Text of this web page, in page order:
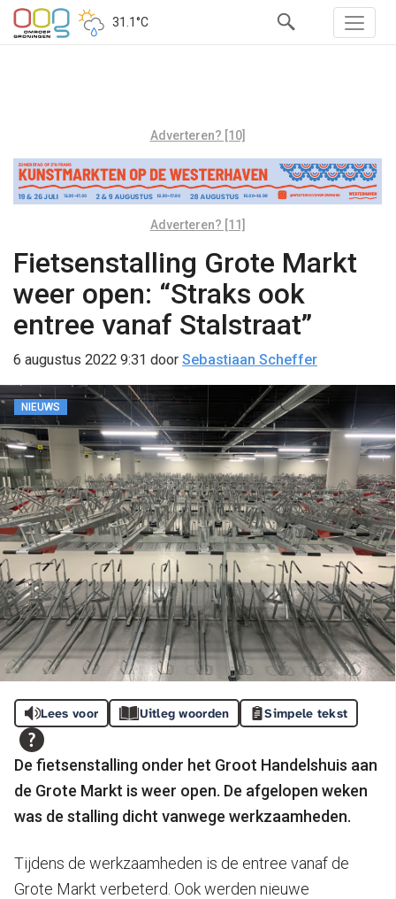
31.1°C
Adverteren? [10]
Adverteren? [11]
Fietsenstalling Grote Markt
weer open: “Straks ook
entree vanaf Stalstraat”
6 augustus 2022 9:31 door Sebastiaan Scheffer
NIEUWS
Lees voor Uitleg woorden Simpele tekst
De fietsenstalling onder het Groot Handelshuis aan
de Grote Markt is weer open. De afgelopen weken
was de stalling dicht vanwege werkzaamheden.
Tijdens de werkzaamheden is de entree vanaf de
Grote Markt verbeterd. Ook werden nieuwe